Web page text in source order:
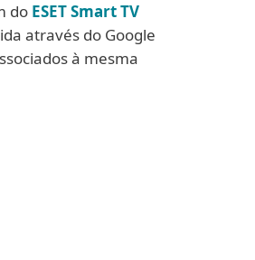
do ESET Smart TV
através do Google
à mesma